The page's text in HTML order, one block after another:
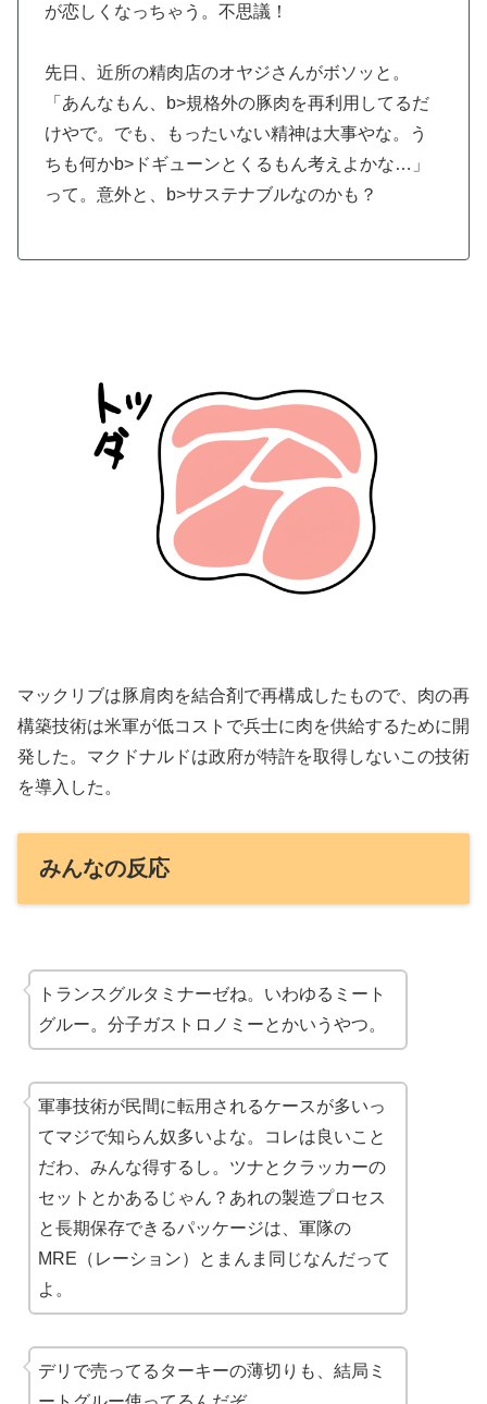
が恋しくなっちゃう。不思議！
先日、近所の精肉店のオヤジさんがボソッと。
「あんなもん、b>規格外の豚肉を再利用してるだ
けやで。でも、もったいない精神は大事やな。う
ちも何かb>ドギューンとくるもん考えよかな…」
って。意外と、b>サステナブルなのかも？
マックリブは豚肩肉を結合剤で再構成したもので、肉の再
構築技術は米軍が低コストで兵士に肉を供給するために開
発した。マクドナルドは政府が特許を取得しないこの技術
を導入した。
みんなの反応
トランスグルタミナーゼね。いわゆる ミート
グルー。分子ガストロノミーとかいうやつ。
軍事技術が民間に転用されるケースが多いっ
てマジで知らん奴多いよな。コレは良いこと
だわ、みんな得するし。ツナとクラッカーの
セットとかあるじゃん？あれの製造プロセス
と長期保存できるパッケージは、軍隊の
MRE（レーション）とまんま同じなんだって
よ。
デリで売ってるターキーの薄切りも、結局ミ